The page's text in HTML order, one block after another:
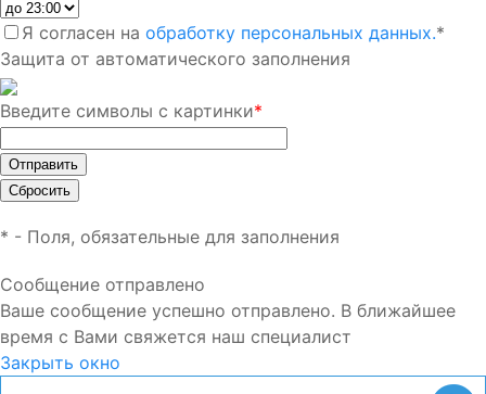
Я согласен на обработку персональных данных.*
Защита от автоматического заполнения
Введите символы с картинки*
* - Поля, обязательные для заполнения
Сообщение отправлено
Ваше сообщение успешно отправлено. В ближайшее
время с Вами свяжется наш специалист
Закрыть окно